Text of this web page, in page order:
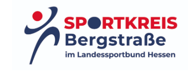
springen